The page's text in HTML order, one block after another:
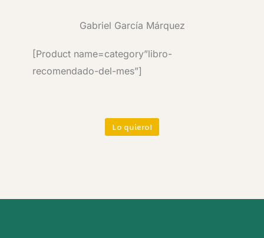
Gabriel García Márquez
[Product name=category”libro-
recomendado-del-mes”]
Lo quiero!